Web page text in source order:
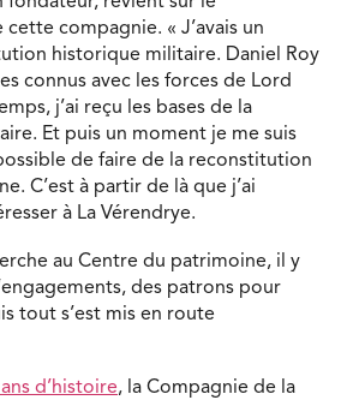
compagnie. « J’avais un
historique militaire. Daniel Roy
connus avec les forces de Lord
j’ai reçu les bases de la
Et puis un moment je me suis
de faire de la reconstitution
C’est à partir de là que j’ai
à La Vérendrye.
au Centre du patrimoine, il y
des patrons pour
tout s’est mis en route
d’histoire, la Compagnie de la